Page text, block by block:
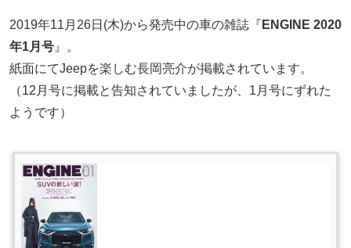
2019年11月26日(木)から発売中の車の雑誌『 ENGINE 2020
年1月号 』。
紙面にてJeepを楽しむ長岡亮介が掲載されています。
（12月号に掲載と告知されていましたが、1月号にずれた
ようです）